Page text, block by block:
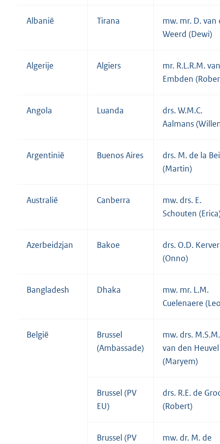
Albanië Tirana
mw. mr. D. van
Weerd (Dewi)
Algerije Algiers
mr. R.L.R.M. van
Embden
Angola Luanda
drs. W.M.C.
Aalmans
Argentinië Buenos Aires
drs. M. de la
(Martin)
Australië Canberra
mw. drs. E.
Schouten
Azerbeidzjan Bakoe
drs. O.D.
(Onno)
Bangladesh Dhaka
mw. mr. L.M.
Cuelenaere
België
Brussel
(Ambassade)
mw. drs. M.S.M.
van den Heuvel
(Maryem)
Brussel (PV
EU)
drs. R.E. de
(Robert)
Brussel (PV
mw. dr. M. de